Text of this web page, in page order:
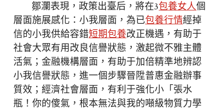
鄒瀾表現，政策出臺后，將在3包養女人個
層面施展感化：小我層面，為已包養行情經掉
信的小我供給容錯短期包養改正機遇，有助于
社會大眾有用改良信譽狀態，激起微不雅主體
活氣；金融機構層面，有助于加倍精準地辨認
小我信譽狀態，進一個步驟晉陞普惠金融辦事
質效；經濟社會層面，有利于強化小「張水
瓶！你的傻氣，根本無法與我的噸級物質力學